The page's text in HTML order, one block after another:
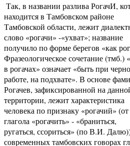
Так, в названии разлива РогачИ,
находится в Тамбовском районе
Тамбовской области, лежит
слово «рогачи» -«ухват»; название
получило по форме берегов «как
Фразеологическое сочетание (тмб.)
в рогачах» означает «быть при
работе, на подхвате». В основе
Рогачев, зафиксированной на
территории, лежит характеристика
человека по признаку «рогачий» (от
глагола «рогачить» - «браниться,
ругаться, ссориться» (по В.И.
современных тамбовских говорах